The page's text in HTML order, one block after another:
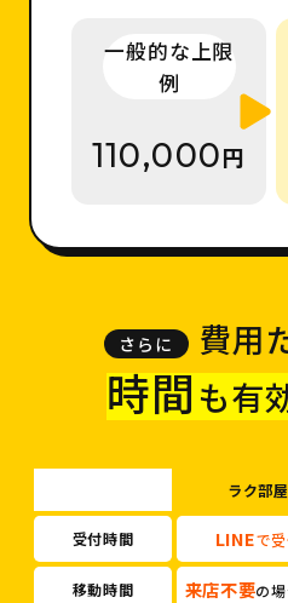
一般的な上限
例
110,000円
費用
時間も有
ラク部屋
受付時間 LINEで
移動時間 来店不要の